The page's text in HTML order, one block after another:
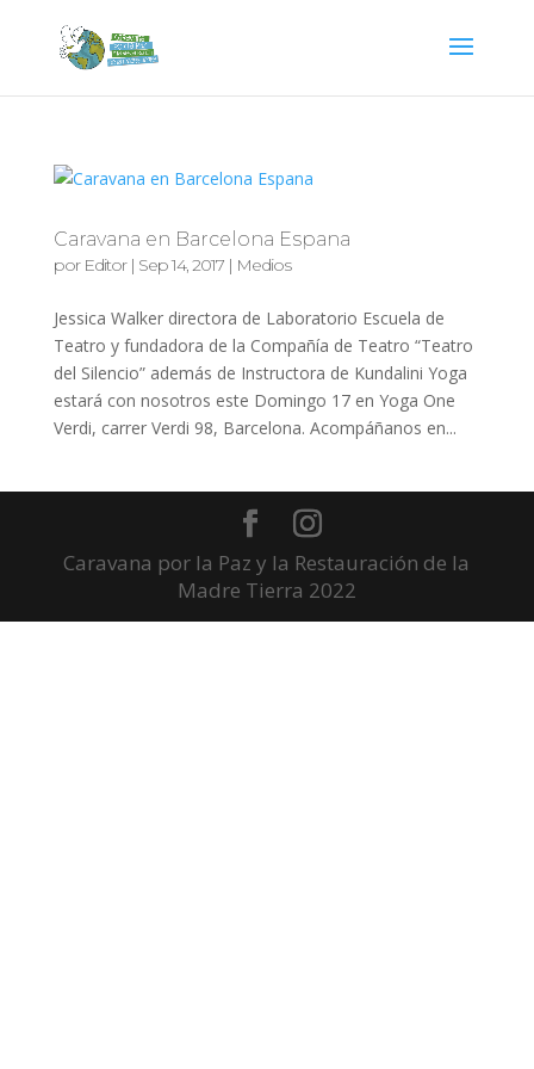
Caravana en Barcelona Espana
por Editor| Sep 14, 2017| Medios
Jessica Walker directora de Laboratorio Escuela de
Teatro y fundadora de la Compañía de Teatro “Teatro
del Silencio” además de Instructora de Kundalini Yoga
estará con nosotros este Domingo 17 en Yoga One
Verdi, carrer Verdi 98, Barcelona. Acompáñanos en...
Caravana por la Paz y la Restauración de la
Madre Tierra 2022